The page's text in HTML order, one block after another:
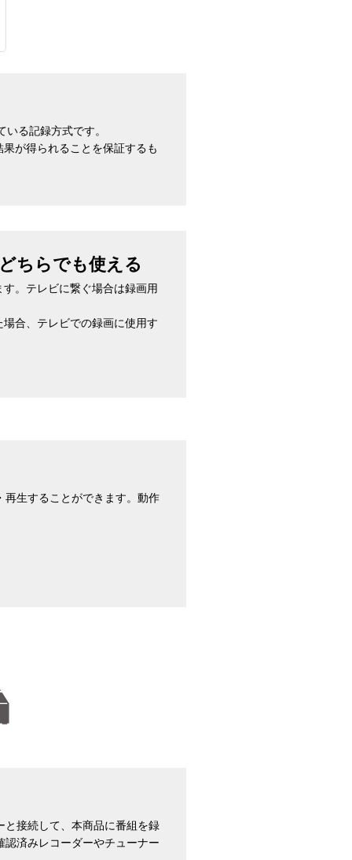
る記録方式です。
が得られることを保証するも
ちらでも使える
。テレビに繋ぐ場合は録画用
合、テレビでの録画に使用す
再生することができます。動作
と接続して、本商品に番組を録
済みレコーダーやチューナー